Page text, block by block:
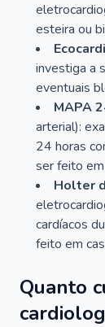
esteira ou
investiga a
eventuais
MAPA
arterial):
24 horas
ser feito em
Holter
cardíacos
feito em
Quanto